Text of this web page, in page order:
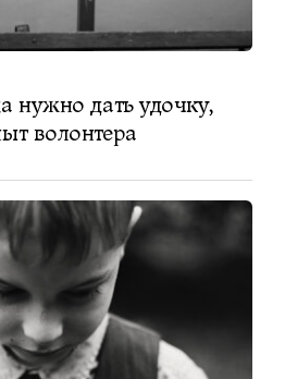
нужно дать удочку,
волонтера